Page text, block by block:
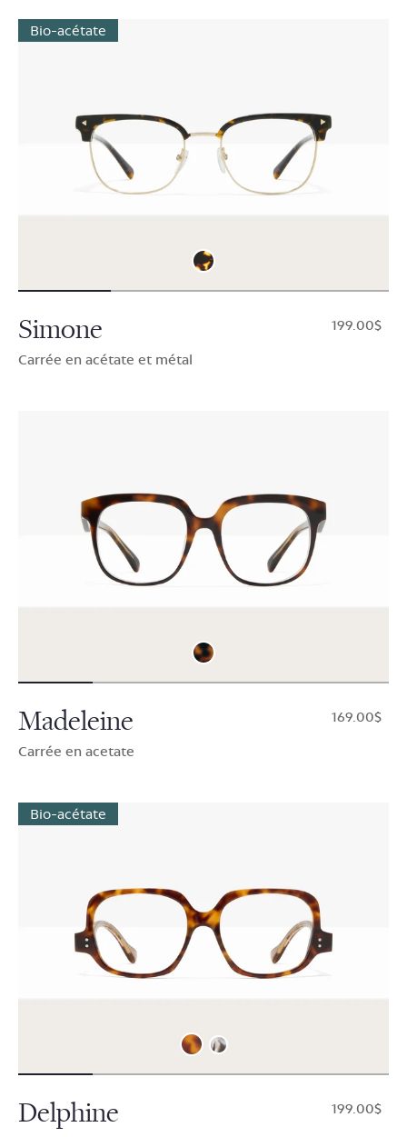
Bio-acétate
Simone
Carrée en acétate et métal
$199.00
Madeleine
Carrée en acetate
$169.00
Bio-acétate
Delphine $199.00